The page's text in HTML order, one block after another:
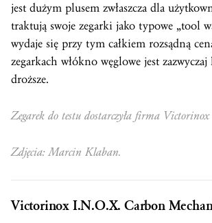
jest dużym plusem zwłaszcza dla
traktują swoje zegarki jako typowe „tool
wydaje się przy tym całkiem rozsądną
zegarkach włókno węglowe jest
droższe.
Zegarek do testu dostarczyła firma Victorinox
Zdjęcia: Marcin Klaban.
Victorinox I.N.O.X. Carbon